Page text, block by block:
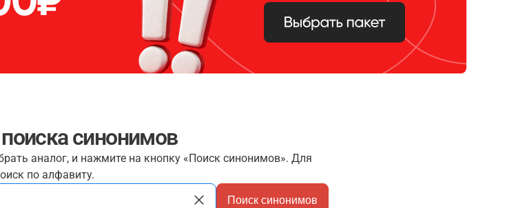
синонимов
аналог, и нажмите на кнопку «Поиск синонимов». Для
по алфавиту.
Поиск синонимов